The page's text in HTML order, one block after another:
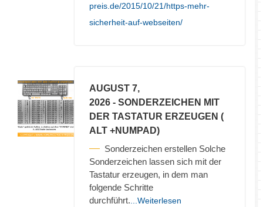
preis.de/2015/10/21/https-mehr-
sicherheit-auf-webseiten/
AUGUST 7,
2026 - SONDERZEICHEN MIT
DER TASTATUR ERZEUGEN (
ALT +NUMPAD)
Sonderzeichen erstellen Solche
Sonderzeichen lassen sich mit der
Tastatur erzeugen, in dem man
folgende Schritte
durchführt. ...Weiterlesen